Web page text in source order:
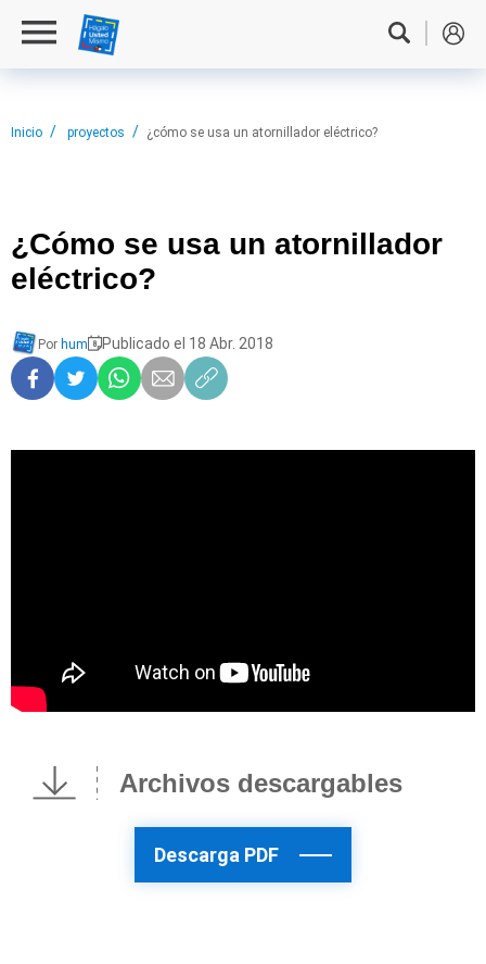
Inicio proyectos ¿cómo se usa un atornillador eléctrico?
¿Cómo se usa un atornillador
eléctrico?
Por hum Publicado el 18 Abr. 2018
Archivos descargables
Descarga PDF